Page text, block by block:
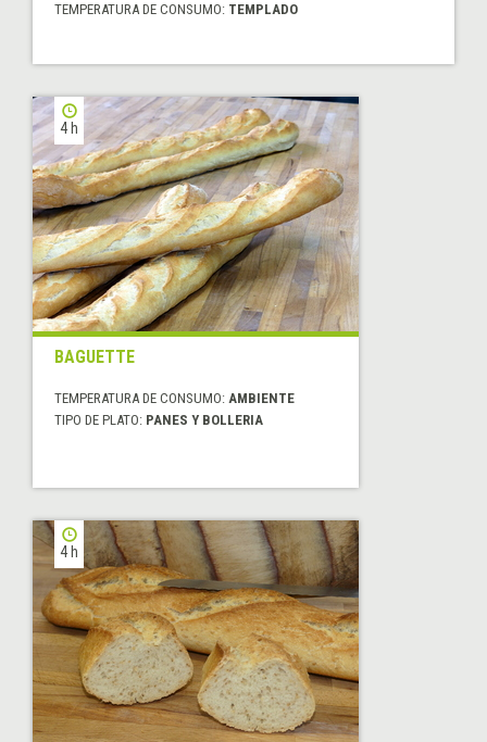
TEMPERATURA DE CONSUMO: TEMPLADO
4 h
BAGUETTE
TEMPERATURA DE CONSUMO: AMBIENTE
TIPO DE PLATO: PANES Y BOLLERIA
4 h